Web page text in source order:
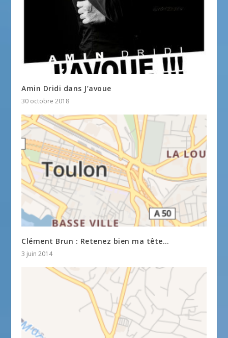
Amin Dridi dans J’avoue
30 octobre 2018
Clément Brun : Retenez bien ma tête…
3 juin 2014